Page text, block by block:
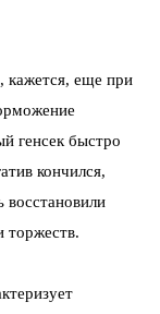
кажется, еще при
генсек быстро
кончился,
торжеств.